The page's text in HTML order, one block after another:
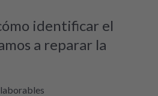
identificar el
a reparar la